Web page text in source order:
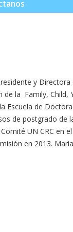
y
de la Family, Child,
Escuela de
de postgrado de
UN CRC en
en 2013.
asuntos